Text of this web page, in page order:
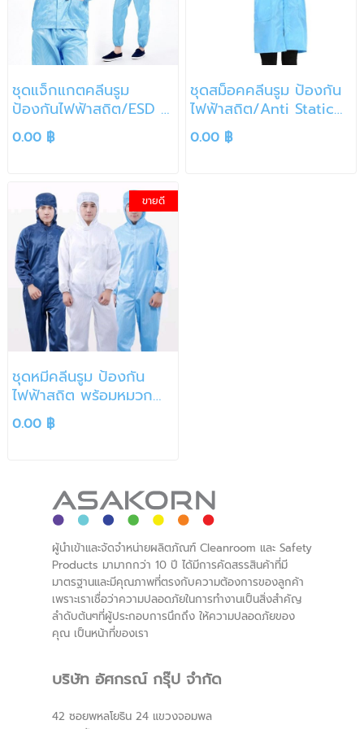
ชุดแจ็กแกตคลีนรูม
ป้องกันไฟฟ้าสถิต/ESD &
CLEANROOM JACKET
0.00 ฿
ชุดสม็อคคลีนรูม ป้องกัน
ไฟฟ้าสถิต/Anti Static
Smock
0.00 ฿
ขายดี
ชุดหมีคลีนรูม ป้องกัน
ไฟฟ้าสถิต พร้อมหมวก
ฮู๊ด/Anti Static Coverall
0.00 ฿
ผู้นำเข้าและจัดจำหน่ายผลิตภัณฑ์ Cleanroom และ Safety
Products มามากกว่า 10 ปี ได้มีการคัดสรรสินค้าที่มี
มาตรฐานและมีคุณภาพที่ตรงกับความต้องการของลูกค้า
เพราะเราเชื่อว่าความปลอดภัยในการทำงานเป็นสิ่งสำคัญ
ลำดับต้นๆที่ผู้ประกอบการนึกถึง ให้ความปลอดภัยของ
คุณ เป็นหน้าที่ของเรา
บริษัท อัศกรณ์ กรุ๊ป จำกัด
42 ซอยพหลโยธิน 24 แขวงจอมพล